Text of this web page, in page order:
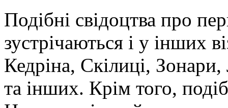
Подібні свідоцтва про
зустрічаються і у інших
Кедріна, Скілиці,
та інших. Крім того,